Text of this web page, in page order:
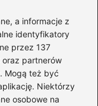
a informacje z
identyfikatory
przez 137
oraz partnerów
Mogą też być
Niektórzy
osobowe na
limity i